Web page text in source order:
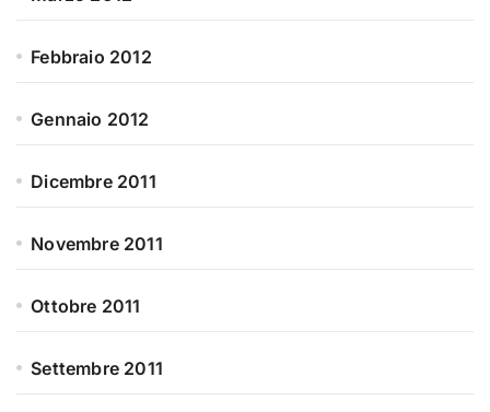
Febbraio 2012
Gennaio 2012
Dicembre 2011
Novembre 2011
Ottobre 2011
Settembre 2011